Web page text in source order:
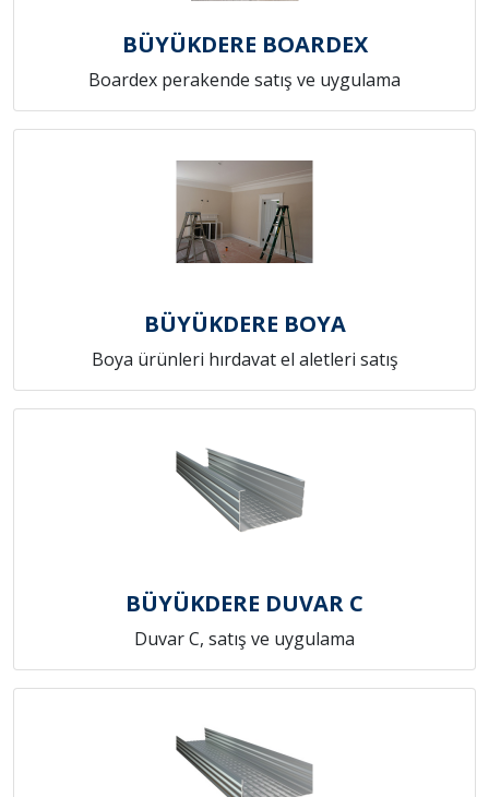
BÜYÜKDERE BOARDEX
Boardex perakende satış ve uygulama
BÜYÜKDERE BOYA
Boya ürünleri hırdavat el aletleri satış
BÜYÜKDERE DUVAR C
Duvar C, satış ve uygulama